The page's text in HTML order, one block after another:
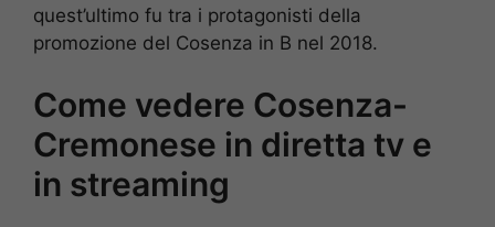
quest’ultimo fu tra i protagonisti della
promozione del Cosenza in B nel 2018.
Come vedere Cosenza-
Cremonese in diretta tv e
in streaming